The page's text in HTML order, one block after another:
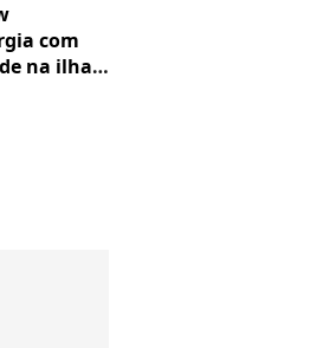
com
na ilha
chefe de